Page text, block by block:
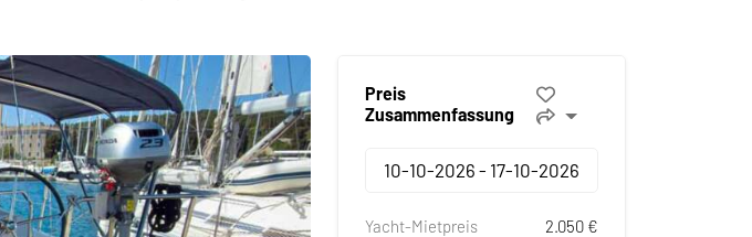
Preis
Zusammenfassung
Yacht-Mietpreis
2.050 €